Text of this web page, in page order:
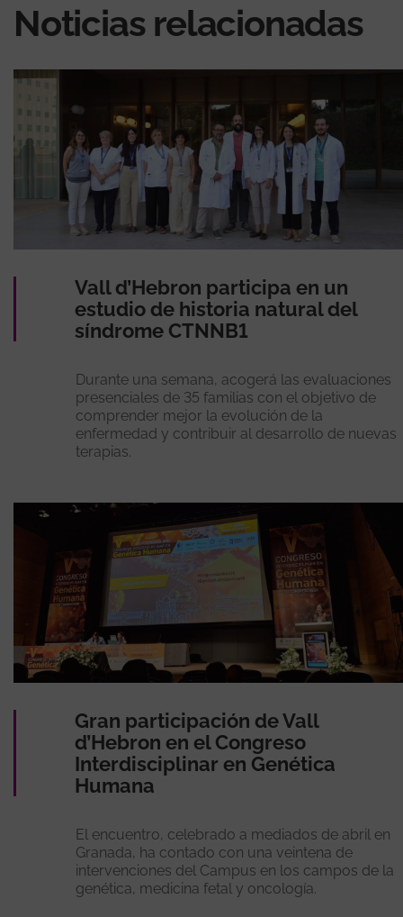
Noticias relacionadas
Vall d’Hebron participa en un
estudio de historia natural del
síndrome CTNNB1
Durante una semana, acogerá las evaluaciones
presenciales de 35 familias con el objetivo de
comprender mejor la evolución de la
enfermedad y contribuir al desarrollo de nuevas
terapias.
Gran participación de Vall
d’Hebron en el Congreso
Interdisciplinar en Genética
Humana
El encuentro, celebrado a mediados de abril en
Granada, ha contado con una veintena de
intervenciones del Campus en los campos de la
genética, medicina fetal y oncología.